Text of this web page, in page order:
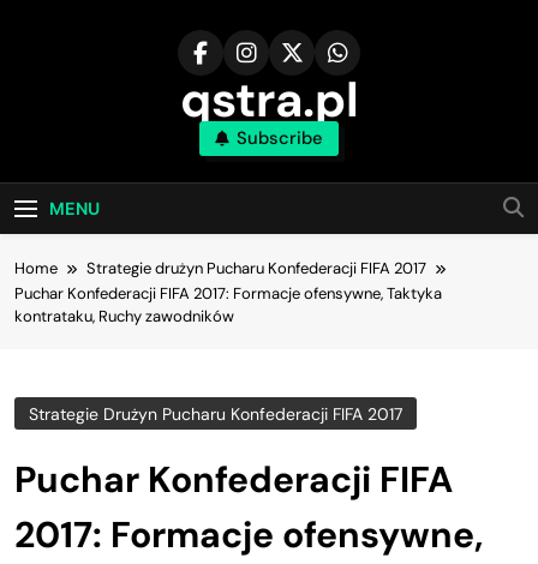
qstra.pl
Subscribe
MENU
Home
Strategie drużyn Pucharu Konfederacji FIFA 2017
Puchar Konfederacji FIFA 2017: Formacje ofensywne, Taktyka
kontrataku, Ruchy zawodników
Strategie Drużyn Pucharu Konfederacji FIFA 2017
Puchar Konfederacji FIFA
2017: Formacje ofensywne,